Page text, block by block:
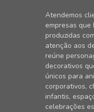
Atendemos
empresas que
produzidas
atenção aos
reúne
decorativos
únicos para
corporativos,
infantis,
celebrações